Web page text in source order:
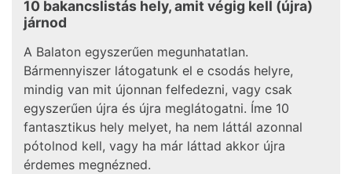
10 bakancslistás hely, amit végig kell (újra)
járnod
A Balaton egyszerűen megunhatatlan.
Bármennyiszer látogatunk el e csodás helyre,
mindig van mit újonnan felfedezni, vagy csak
egyszerűen újra és újra meglátogatni. Íme 10
fantasztikus hely melyet, ha nem láttál azonnal
pótolnod kell, vagy ha már láttad akkor újra
érdemes megnézned.